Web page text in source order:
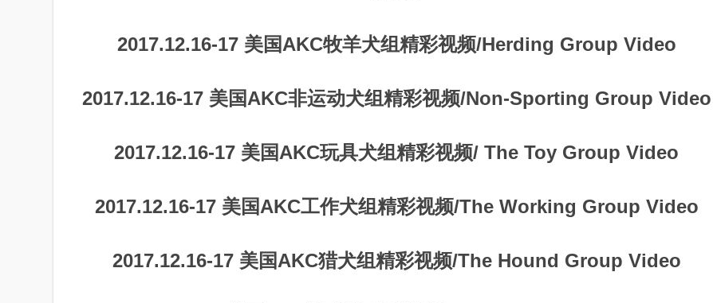
2017.12.16-17 美国AKC牧羊犬组精彩视频/Herding Group Video
2017.12.16-17 美国AKC非运动犬组精彩视频/Non-Sporting Group Video
2017.12.16-17 美国AKC玩具犬组精彩视频/ The Toy Group Video
2017.12.16-17 美国AKC工作犬组精彩视频/The Working Group Video
2017.12.16-17 美国AKC猎犬组精彩视频/The Hound Group Video